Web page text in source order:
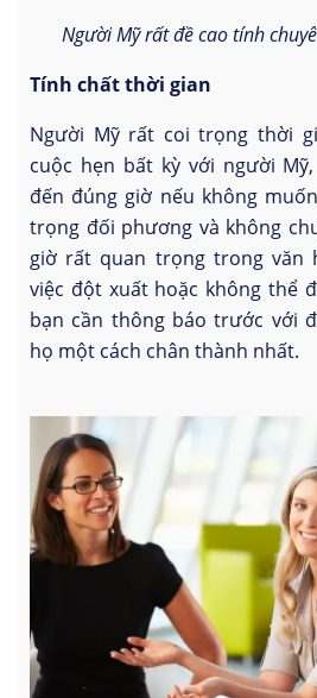
Người Mỹ rất đề cao tính
Tính chất thời gian
Người Mỹ rất coi trọng thời
cuộc hẹn bất kỳ với người
đến đúng giờ nếu không
trọng đối phương và không
giờ rất quan trọng trong văn
việc đột xuất hoặc không thể
bạn cần thông báo trước với
họ một cách chân thành nhất.